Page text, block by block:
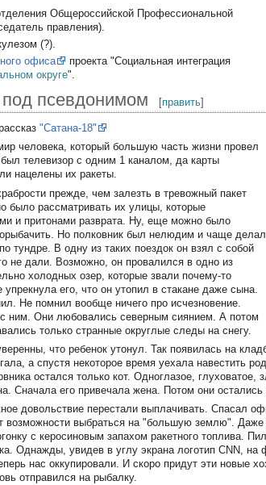
Общероссийской Профессиональной
правления).
(?).
офиса
проекта "Социальная интеграция
округе".
псевдонимом [править]
"Cатана-18"
человека, который большую часть жизни провел
телевизор с одним 1 каналом, да карты
нацелены их ракеты.
прежде, чем залезть в тревожный пакет
было рассматривать их улицы, которые
и притонами разврата. Ну, еще можно было
Но полковник был нелюдим и чаще делал
тундре. В одну из таких поездок он взял с собой
не дали. Возможно, он провалился в одно из
холодных озер, которые звали почему-то
его, что он утопил в стакане даже сына.
Не помнил вообще ничего про исчезновение.
ним. Они любовались северным сиянием. А потом
только странные округлые следы на снегу.
что ребенок утонул. Так появилась на
а спустя некоторое время уехала навестить
остался только кот. Одноглазое, глуховатое,
Сначала его привечала жена. Потом они
довольствие перестали выплачивать. Спасал
возможности выбраться на "большую землю". Даже
с керосиновым запахом ракетного топлива.
Однажды, увидев в углу экрана логотип CNN, на
нас оккупировали. И скоро придут эти новые
отправился на рыбалку.